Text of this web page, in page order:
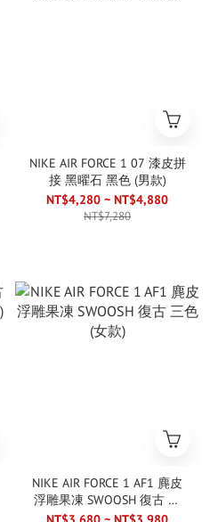
NIKE AIR FORCE 1 07 漆皮拼
接 黑曜石 黑色 (男款)
NT$4,280 ~ NT$4,880
NT$7,280
NIKE AIR FORCE 1 AF1 麂皮
浮雕果凍 SWOOSH 復古 三
色 (女款)